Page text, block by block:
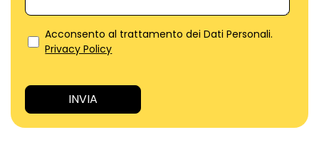
Acconsento al trattamento dei Dati Personali.
Privacy Policy